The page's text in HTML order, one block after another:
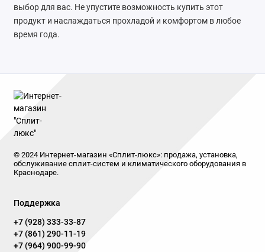
выбор для вас. Не упустите возможность купить этот
продукт и наслаждаться прохладой и комфортом в любое
время года.
© 2024 Интернет-магазин «Сплит-люкс»: продажа, установка,
обслуживание сплит-систем и климатического оборудования в
Краснодаре.
Поддержка
+7 (928) 333-33-87
+7 (861) 290-11-19
+7 (964) 900-99-90